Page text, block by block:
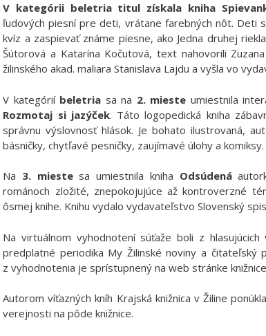
V kategórii beletria titul získala kniha
ľudových piesní pre deti, vrátane farebných nôt. Deti
kvíz a zaspievať známe piesne, ako Jedna druhej
Šútorová a Katarína Kočutová, text nahovorili
žilinského akad. maliara Stanislava Lajdu a vyšla vo
V kategórií beletria sa na 2. mieste umiestnila
Rozmotaj si jazýček. Táto logopedická kniha
správnu výslovnosť hlások. Je bohato ilustrovaná,
básničky, chytľavé pesničky, zaujímavé úlohy a
Na 3. miestesa umiestnila kniha Odsúdená
románoch zložité, znepokojujúce až kontroverzné
ôsmej knihe. Knihu vydalo vydavateľstvo Slovenský
Na virtuálnom vyhodnotení súťaže boli z
predplatné periodika My Žilinské noviny a čitateľský
z vyhodnotenia je sprístupnený na web stránke
Autorom víťazných kníh Krajská knižnica v Žiline
verejnosti na pôde knižnice.